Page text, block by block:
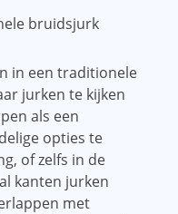
bruidsjurk
in een traditionele
jurken te kijken
als een
opties te
of zelfs in de
kanten jurken
met